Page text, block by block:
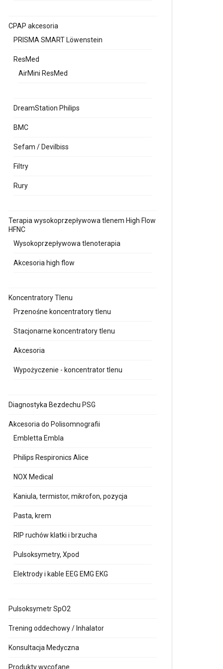
CPAP akcesoria
PRISMA SMART Löwenstein
ResMed
AirMini ResMed
DreamStation Philips
BMC
Sefam / Devilbiss
Filtry
Rury
Terapia wysokoprzepływowa tlenem High Flow
HFNC
Wysokoprzepływowa tlenoterapia
Akcesoria high flow
Koncentratory Tlenu
Przenośne koncentratory tlenu
Stacjonarne koncentratory tlenu
Akcesoria
Wypożyczenie - koncentrator tlenu
Diagnostyka Bezdechu PSG
Akcesoria do Polisomnografii
Embletta Embla
Philips Respironics Alice
NOX Medical
Kaniula, termistor, mikrofon, pozycja
Pasta, krem
RIP ruchów klatki i brzucha
Pulsoksymetry, Xpod
Elektrody i kable EEG EMG EKG
Pulsoksymetr SpO2
Trening oddechowy / Inhalator
Konsultacja Medyczna
Produkty wycofane